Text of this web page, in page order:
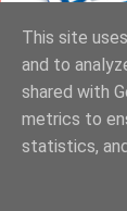
This site
and to
shared with
metrics to
statistics,